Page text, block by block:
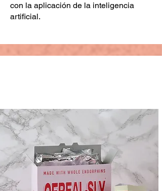
con la aplicación de la inteligencia
artificial.